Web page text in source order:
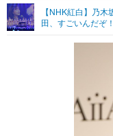
ショッピング
【NHK紅白】乃
田、すごいんだぞ！